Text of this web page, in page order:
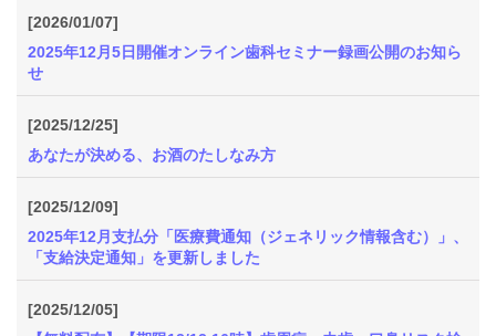
[2026/01/07]
2025年12月5日開催オンライン歯科セミナー録画公開のお知ら
せ
[2025/12/25]
あなたが決める、お酒のたしなみ方
[2025/12/09]
2025年12月支払分「医療費通知（ジェネリック情報含む）」、
「支給決定通知」を更新しました
[2025/12/05]